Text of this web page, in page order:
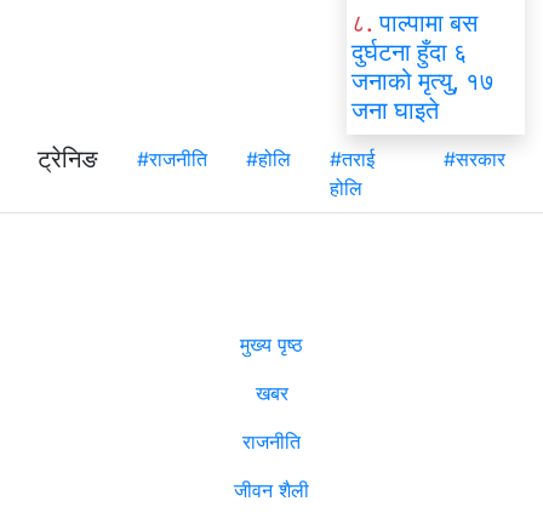
८. पाल्पामा बस
दुर्घटना हुँदा ६
जनाको मृत्यु, १७
जना घाइते
ट्रेनिङ
#राजनीति #होलि
#तराई
होलि
#सरकार
मुख्य पृष्ठ
खबर
राजनीति
जीवन शैली